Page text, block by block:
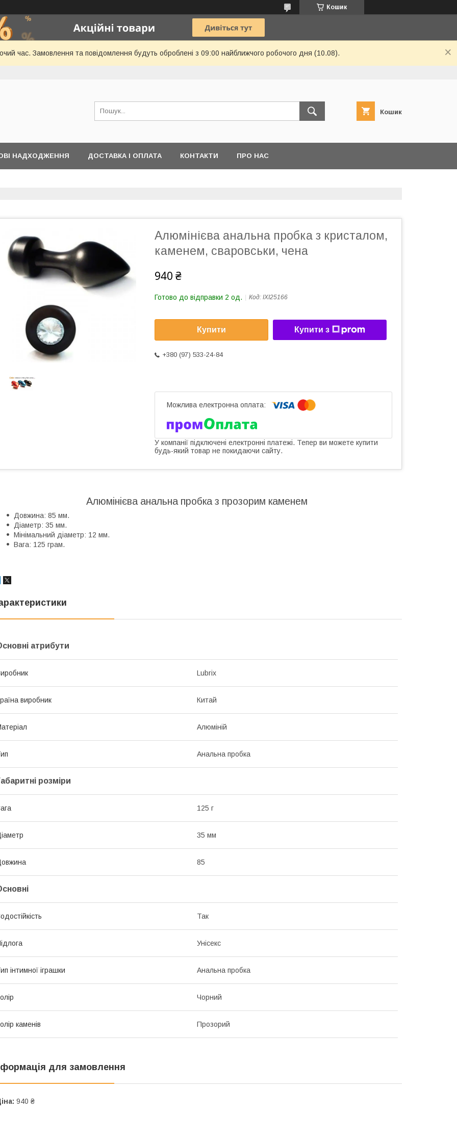
Кошик
час. Замовлення та повідомлення будуть оброблені з 09:00 найближчого робочого дня (10.08).
Кошик
НАДХОДЖЕННЯ ДОСТАВКА І ОПЛАТА КОНТАКТИ ПРО НАС
Алюмінієва анальна пробка з кристалом,
каменем, сваровськи, чена
940 ₴
Готово до відправки 2 од. Код: IXI25166
Купити Купити з
+380 (97) 533-24-84
У компанії підключені електронні платежі. Тепер ви можете купити
будь-який товар не покидаючи сайту.
Алюмінієва анальна пробка з прозорим каменем
Довжина: 85 мм.
Діаметр: 35 мм.
Мінімальний діаметр: 12 мм.
Вага: 125 грам.
атрибути
Lubrix
виробник Китай
Алюміній
Анальна пробка
розміри
125 г
35 мм
85
Так
Унісекс
інтимної іграшки Анальна пробка
Чорний
каменів Прозорий
для замовлення
940 ₴